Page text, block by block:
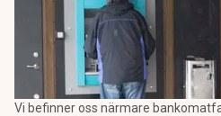
Vi befinner oss närmare